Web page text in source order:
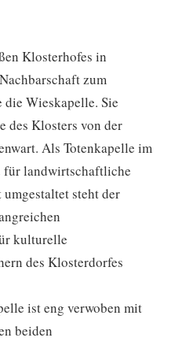
Klosterhofes in
zum
Wieskapelle. Sie
des Klosters von der
Als Totenkapelle im
für landwirtschaftliche
steht der
kulturelle
des Klosterdorfes
ist eng verwoben mit
beiden